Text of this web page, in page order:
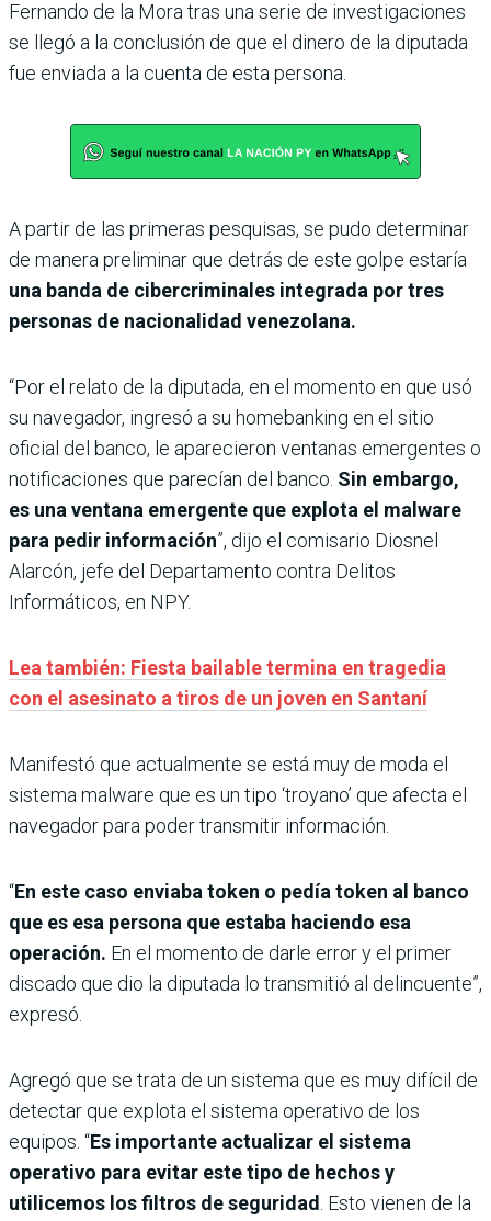
Fernando de la Mora tras una serie de investigaciones
se llegó a la conclusión de que el dinero de la diputada
fue enviada a la cuenta de esta persona.
A partir de las primeras pesquisas, se pudo determinar
de manera preliminar que detrás de este golpe estaría
una banda de cibercriminales integrada por tres
personas de nacionalidad venezolana.
“Por el relato de la diputada, en el momento en que usó
su navegador, ingresó a su homebanking en el sitio
oficial del banco, le aparecieron ventanas emergentes o
notificaciones que parecían del banco. Sin embargo,
es una ventana emergente que explota el malware
para pedir información”, dijo el comisario Diosnel
Alarcón, jefe del Departamento contra Delitos
Informáticos, en NPY.
Lea también: Fiesta bailable termina en tragedia
con el asesinato a tiros de un joven en Santaní
Manifestó que actualmente se está muy de moda el
sistema malware que es un tipo ‘troyano’ que afecta el
navegador para poder transmitir información.
“En este caso enviaba token o pedía token al banco
que es esa persona que estaba haciendo esa
operación. En el momento de darle error y el primer
discado que dio la diputada lo transmitió al delincuente”,
expresó.
Agregó que se trata de un sistema que es muy difícil de
detectar que explota el sistema operativo de los
equipos. “Es importante actualizar el sistema
operativo para evitar este tipo de hechos y
utilicemos los filtros de seguridad . Esto vienen de la